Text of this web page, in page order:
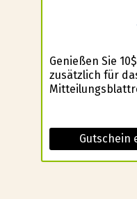
Genießen Sie
zusätzlich für
Gutschein